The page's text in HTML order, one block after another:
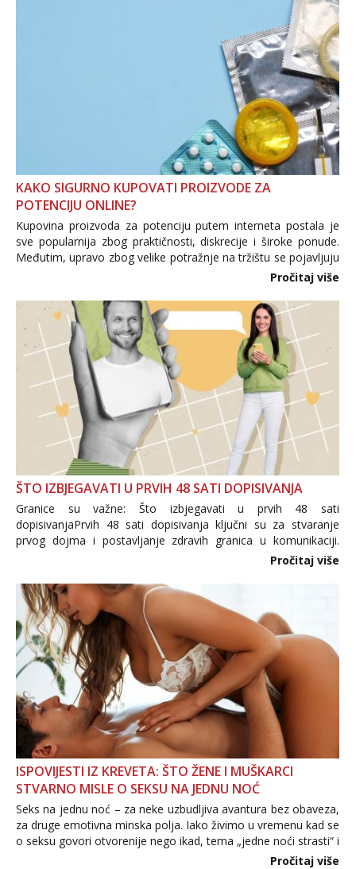
KAKO SIGURNO KUPOVATI PROIZVODE ZA
POTENCIJU ONLINE?
Kupovina proizvoda za potenciju putem interneta postala je
sve popularnija zbog praktičnosti, diskrecije i široke ponude.
Međutim, upravo zbog velike potražnje na tržištu se pojavljuju
i brojni krivotvoreni proizvodi, nepouzdane internetske
Pročitaj više
ŠTO IZBJEGAVATI U PRVIH 48 SATI DOPISIVANJA
Granice su važne: Što izbjegavati u prvih 48 sati
dopisivanjaPrvih 48 sati dopisivanja ključni su za stvaranje
prvog dojma i postavljanje zdravih granica u komunikaciji.
Važno je izbjeći prebrzo otkrivanje osobnih ili intimnih
informacija, jer nepoznata osoba još nije zaslužila to
povjerenje. Takođe...
Pročitaj više
ISPOVIJESTI IZ KREVETA: ŠTO ŽENE I MUŠKARCI
STVARNO MISLE O SEKSU NA JEDNU NOĆ
Seks na jednu noć – za neke uzbudljiva avantura bez obaveza,
za druge emotivna minska polja. Iako živimo u vremenu kad se
o seksu govori otvorenije nego ikad, tema „jedne noći strasti“ i
dalje izaziva burne rasprave. Što zapravo misle žene, a što
Pročitaj više